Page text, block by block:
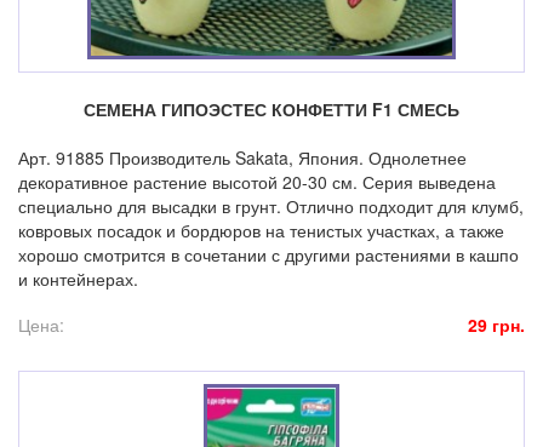
СЕМЕНА ГИПОЭСТЕС КОНФЕТТИ F1 СМЕСЬ
Арт. 91885 Производитель Sakata, Япония. Однолетнее
декоративное растение высотой 20-30 см. Серия выведена
специально для высадки в грунт. Отлично подходит для клумб,
ковровых посадок и бордюров на тенистых участках, а также
хорошо смотрится в сочетании с другими растениями в кашпо
и контейнерах.
Цена:
29 грн.